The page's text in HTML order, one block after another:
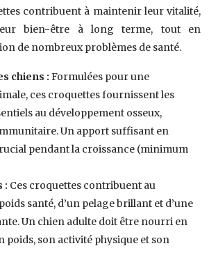
contribuent à maintenir leur vitalité,
bien-être à long terme, tout en
de nombreux problèmes de santé.
chiens : Formulées pour une
ces croquettes fournissent les
au développement osseux,
Un apport suffisant en
pendant la croissance (minimum
: Ces croquettes contribuent au
santé, d’un pelage brillant et d’une
Un chien adulte doit être nourri en
poids, son activité physique et son